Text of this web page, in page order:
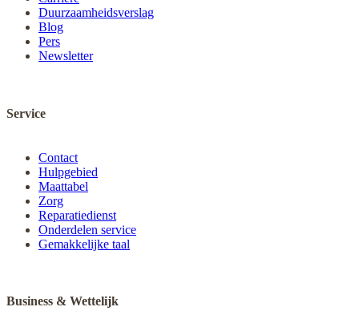
Duurzaamheidsverslag
Blog
Pers
Newsletter
Service
Contact
Hulpgebied
Maattabel
Zorg
Reparatiedienst
Onderdelen service
Gemakkelijke taal
Business & Wettelijk